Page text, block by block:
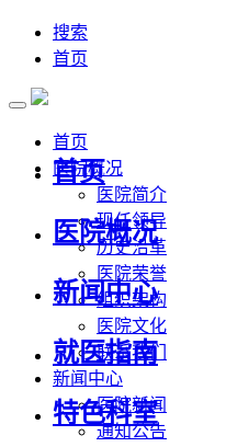
搜索
首页
首页
医院概况
医院简介
现任领导
历史沿革
医院荣誉
组织架构
医院文化
联系我们
新闻中心
医院新闻
通知公告
首页
医院概况
新闻中心
就医指南
特色科室